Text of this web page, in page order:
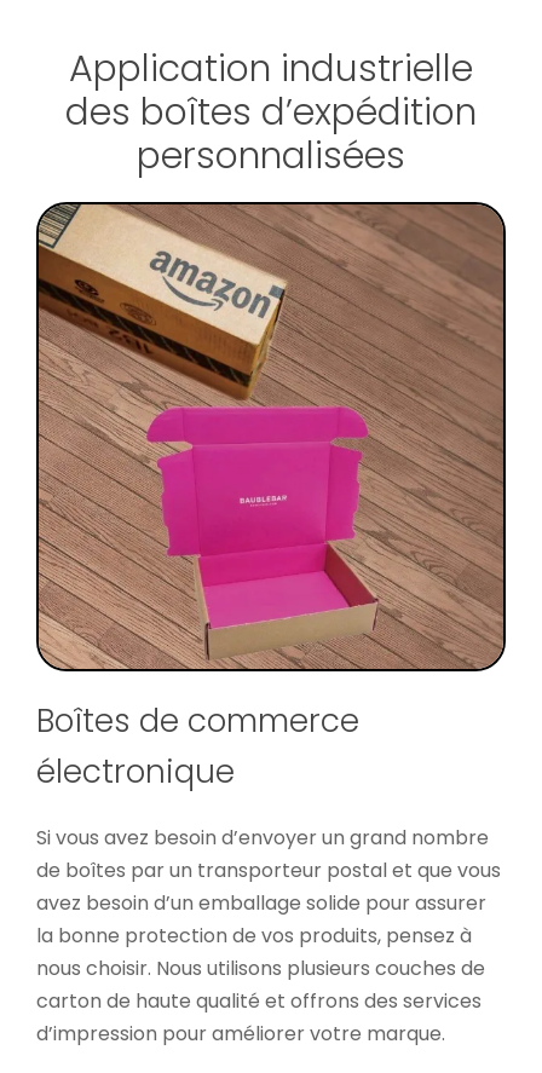
Application industrielle
des boîtes d’expédition
personnalisées
Boîtes de commerce
électronique
Si vous avez besoin d’envoyer un grand nombre
de boîtes par un transporteur postal et que vous
avez besoin d’un emballage solide pour assurer
la bonne protection de vos produits, pensez à
nous choisir. Nous utilisons plusieurs couches de
carton de haute qualité et offrons des services
d’impression pour améliorer votre marque.